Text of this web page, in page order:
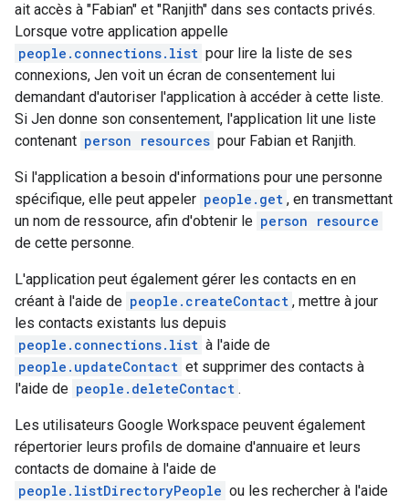
ait accès à "Fabian" et "Ranjith" dans ses contacts privés.
Lorsque votre application appelle
people.connections.list pour lire la liste de ses
connexions, Jen voit un écran de consentement lui
demandant d'autoriser l'application à accéder à cette liste.
Si Jen donne son consentement, l'application lit une liste
contenant person resources pour Fabian et Ranjith.
Si l'application a besoin d'informations pour une personne
spécifique, elle peut appeler people.get , en transmettant
un nom de ressource, afin d'obtenir le person resource
de cette personne.
L'application peut également gérer les contacts en en
créant à l'aide de people.createContact , mettre à jour
les contacts existants lus depuis
people.connections.list à l'aide de
people.updateContact et supprimer des contacts à
l'aide de people.deleteContact .
Les utilisateurs Google Workspace peuvent également
répertorier leurs profils de domaine d'annuaire et leurs
contacts de domaine à l'aide de
people.listDirectoryPeople ou les rechercher à l'aide